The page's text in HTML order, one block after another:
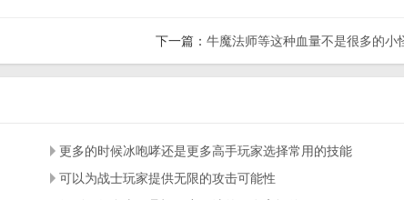
下一篇： 牛魔法师等这种血量不是很多的小
更多的时候冰咆哮还是更多高手玩家选择常用的技能
可以为战士玩家提供无限的攻击可能性